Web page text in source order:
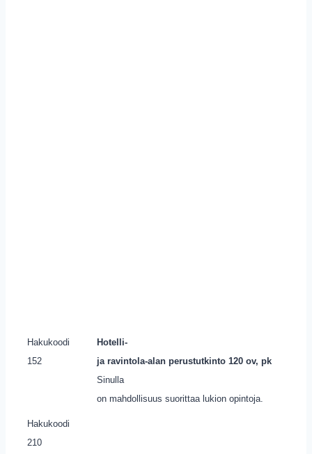
Hakukoodi
152
Hotelli-
ja ravintola-alan perustutkinto 120 ov, pk
Sinulla
on mahdollisuus suorittaa lukion opintoja.
Hakukoodi
210